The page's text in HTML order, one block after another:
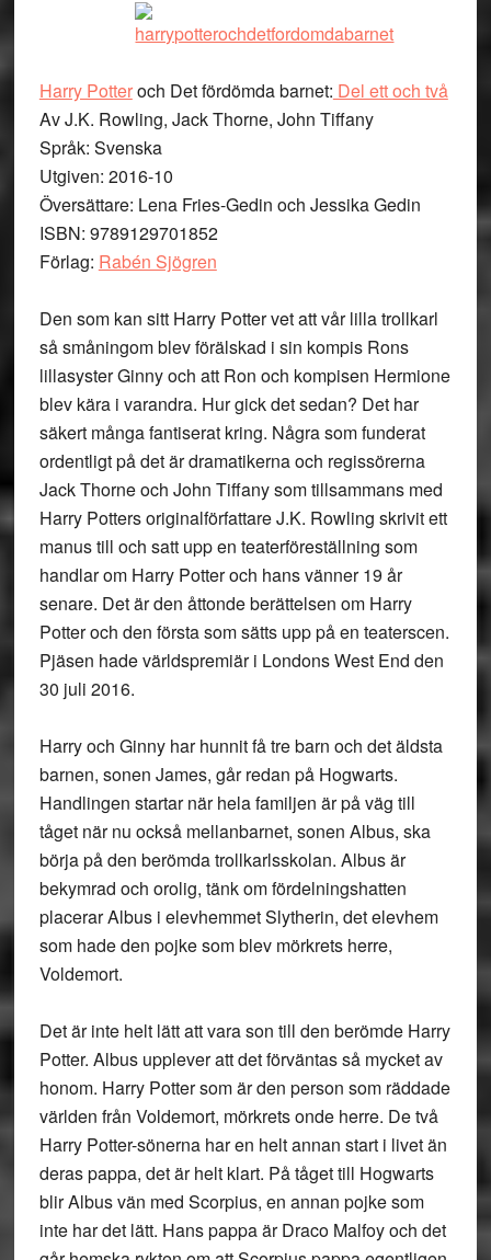
Harry Potteroch Det fördömda barnet: Del ett och två
Av J.K. Rowling, Jack Thorne, John Tiffany
Språk: Svenska
Utgiven: 2016-10
Översättare: Lena Fries-Gedin och Jessika Gedin
ISBN: 9789129701852
Förlag: Rabén Sjögren
Den som kan sitt Harry Potter vet att vår lilla trollkarl
så småningom blev förälskad i sin kompis Rons
lillasyster Ginny och att Ron och kompisen Hermione
blev kära i varandra. Hur gick det sedan? Det har
säkert många fantiserat kring. Några som funderat
ordentligt på det är dramatikerna och regissörerna
Jack Thorne och John Tiffany som tillsammans med
Harry Potters originalförfattare J.K. Rowling skrivit ett
manus till och satt upp en teaterföreställning som
handlar om Harry Potter och hans vänner 19 år
senare. Det är den åttonde berättelsen om Harry
Potter och den första som sätts upp på en teaterscen.
Pjäsen hade världspremiär i Londons West End den
30 juli 2016.
Harry och Ginny har hunnit få tre barn och det äldsta
barnen, sonen James, går redan på Hogwarts.
Handlingen startar när hela familjen är på väg till
tåget när nu också mellanbarnet, sonen Albus, ska
börja på den berömda trollkarlsskolan. Albus är
bekymrad och orolig, tänk om fördelningshatten
placerar Albus i elevhemmet Slytherin, det elevhem
som hade den pojke som blev mörkrets herre,
Voldemort.
Det är inte helt lätt att vara son till den berömde Harry
Potter. Albus upplever att det förväntas så mycket av
honom. Harry Potter som är den person som räddade
världen från Voldemort, mörkrets onde herre. De två
Harry Potter-sönerna har en helt annan start i livet än
deras pappa, det är helt klart. På tåget till Hogwarts
blir Albus vän med Scorpius, en annan pojke som
inte har det lätt. Hans pappa är Draco Malfoy och det